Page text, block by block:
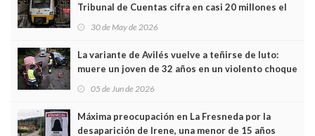
Tribunal de Cuentas cifra en casi 20 millones el
sobrecoste de los trenes que no cabían por los
30 de May de 2026
La variante de Avilés vuelve a teñirse de luto:
muere un joven de 32 años en un violento choque
frontal
05 de Jun de 2026
Máxima preocupación en La Fresneda por la
desaparición de Irene, una menor de 15 años